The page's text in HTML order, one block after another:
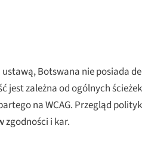
Botswana nie posiada
jest zależna od ogólnych
na WCAG. Przegląd
i kar.